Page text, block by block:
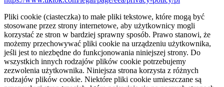
Pliki cookie (ciasteczka) to małe pliki tekstowe, które mogą być
stosowane przez strony internetowe, aby użytkownicy mogli
korzystać ze stron w bardziej sprawny sposób. Prawo stanowi, że
możemy przechowywać pliki cookie na urządzeniu użytkownika,
jeśli jest to niezbędne do funkcjonowania niniejszej strony. Do
wszystkich innych rodzajów plików cookie potrzebujemy
zezwolenia użytkownika. Niniejsza strona korzysta z różnych
rodzajów plików cookie. Niektóre pliki cookie umieszczane są